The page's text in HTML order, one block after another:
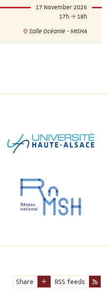
17 November 2026
17h
18h
Salle Océanie - MISHA
Share RSS feeds